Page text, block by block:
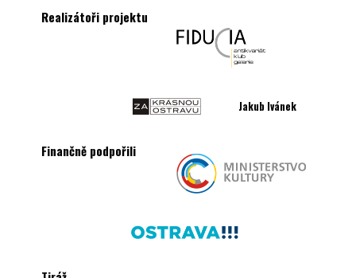
Realizátoři projektu
Jakub Ivánek
Finančně podpořili